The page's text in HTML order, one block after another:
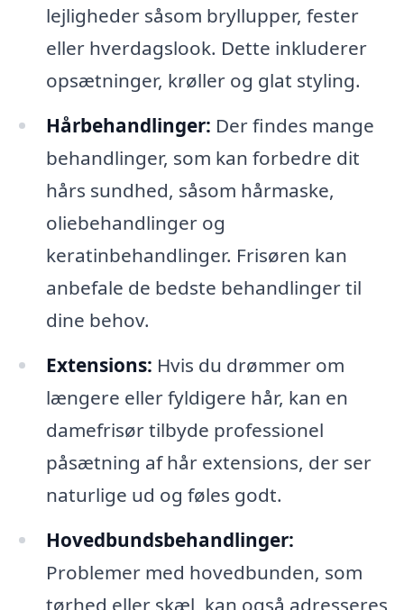
lejligheder såsom bryllupper, fester
eller hverdagslook. Dette inkluderer
opsætninger, krøller og glat styling.
Hårbehandlinger: Der findes mange
behandlinger, som kan forbedre dit
hårs sundhed, såsom hårmaske,
oliebehandlinger og
keratinbehandlinger. Frisøren kan
anbefale de bedste behandlinger til
dine behov.
Extensions: Hvis du drømmer om
længere eller fyldigere hår, kan en
damefrisør tilbyde professionel
påsætning af hår extensions, der ser
naturlige ud og føles godt.
Hovedbundsbehandlinger:
Problemer med hovedbunden, som
tørhed eller skæl, kan også adresseres